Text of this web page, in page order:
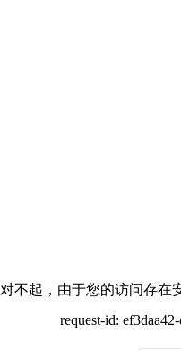
对不起，由于您的访问存在
request-id: